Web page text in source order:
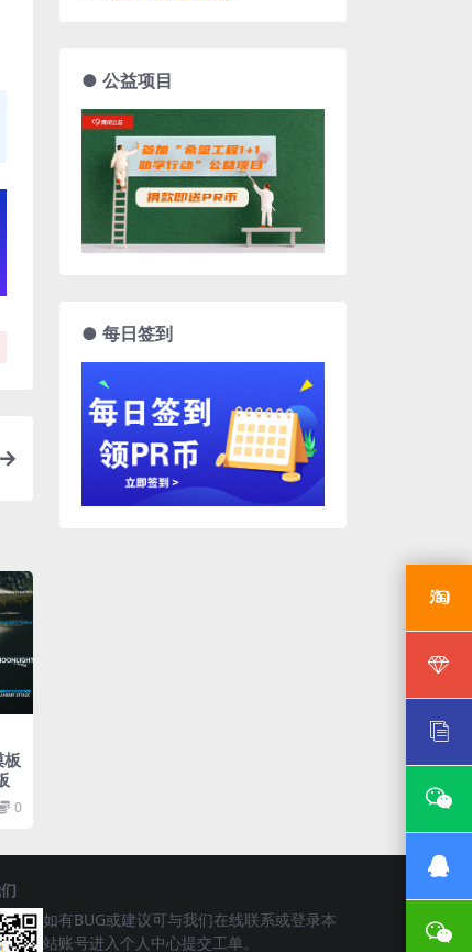
0
● 公益项目
● 每日签到
如有BUG或建议可与我们在线联系或登录本
站账号进入个人中心提交工单。